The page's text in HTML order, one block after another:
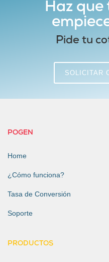
Haz que
Pide tu
SOLICITAR
POGEN
Home
¿Cómo funciona?
Tasa de Conversión
Soporte
PRODUCTOS